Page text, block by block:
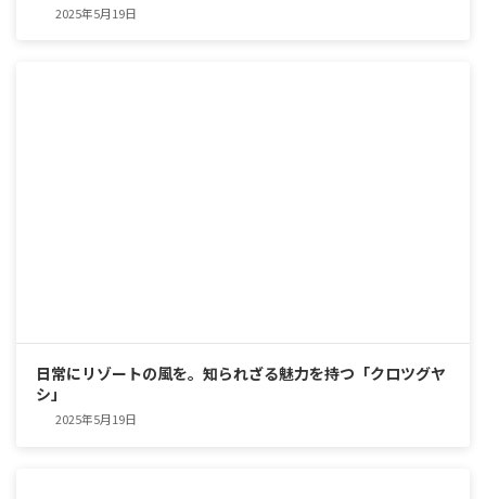
2025年5月19日
日常にリゾートの風を。知られざる魅力を持つ「クロツグヤ
シ」
2025年5月19日